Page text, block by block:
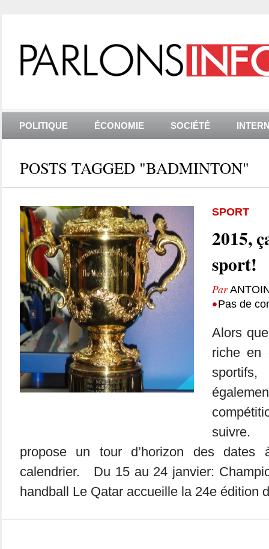
POLITIQUE ÉCONOMIE SOCIÉTÉ
POSTS TAGGED "BADMINTON"
SPORT
2015,
sport!
Par
•Pas de
Alors
riche en
suivre.
propose un tour d’horizon des dates
calendrier. Du 15 au 24 janvier:
handball Le Qatar accueille la 24e édition